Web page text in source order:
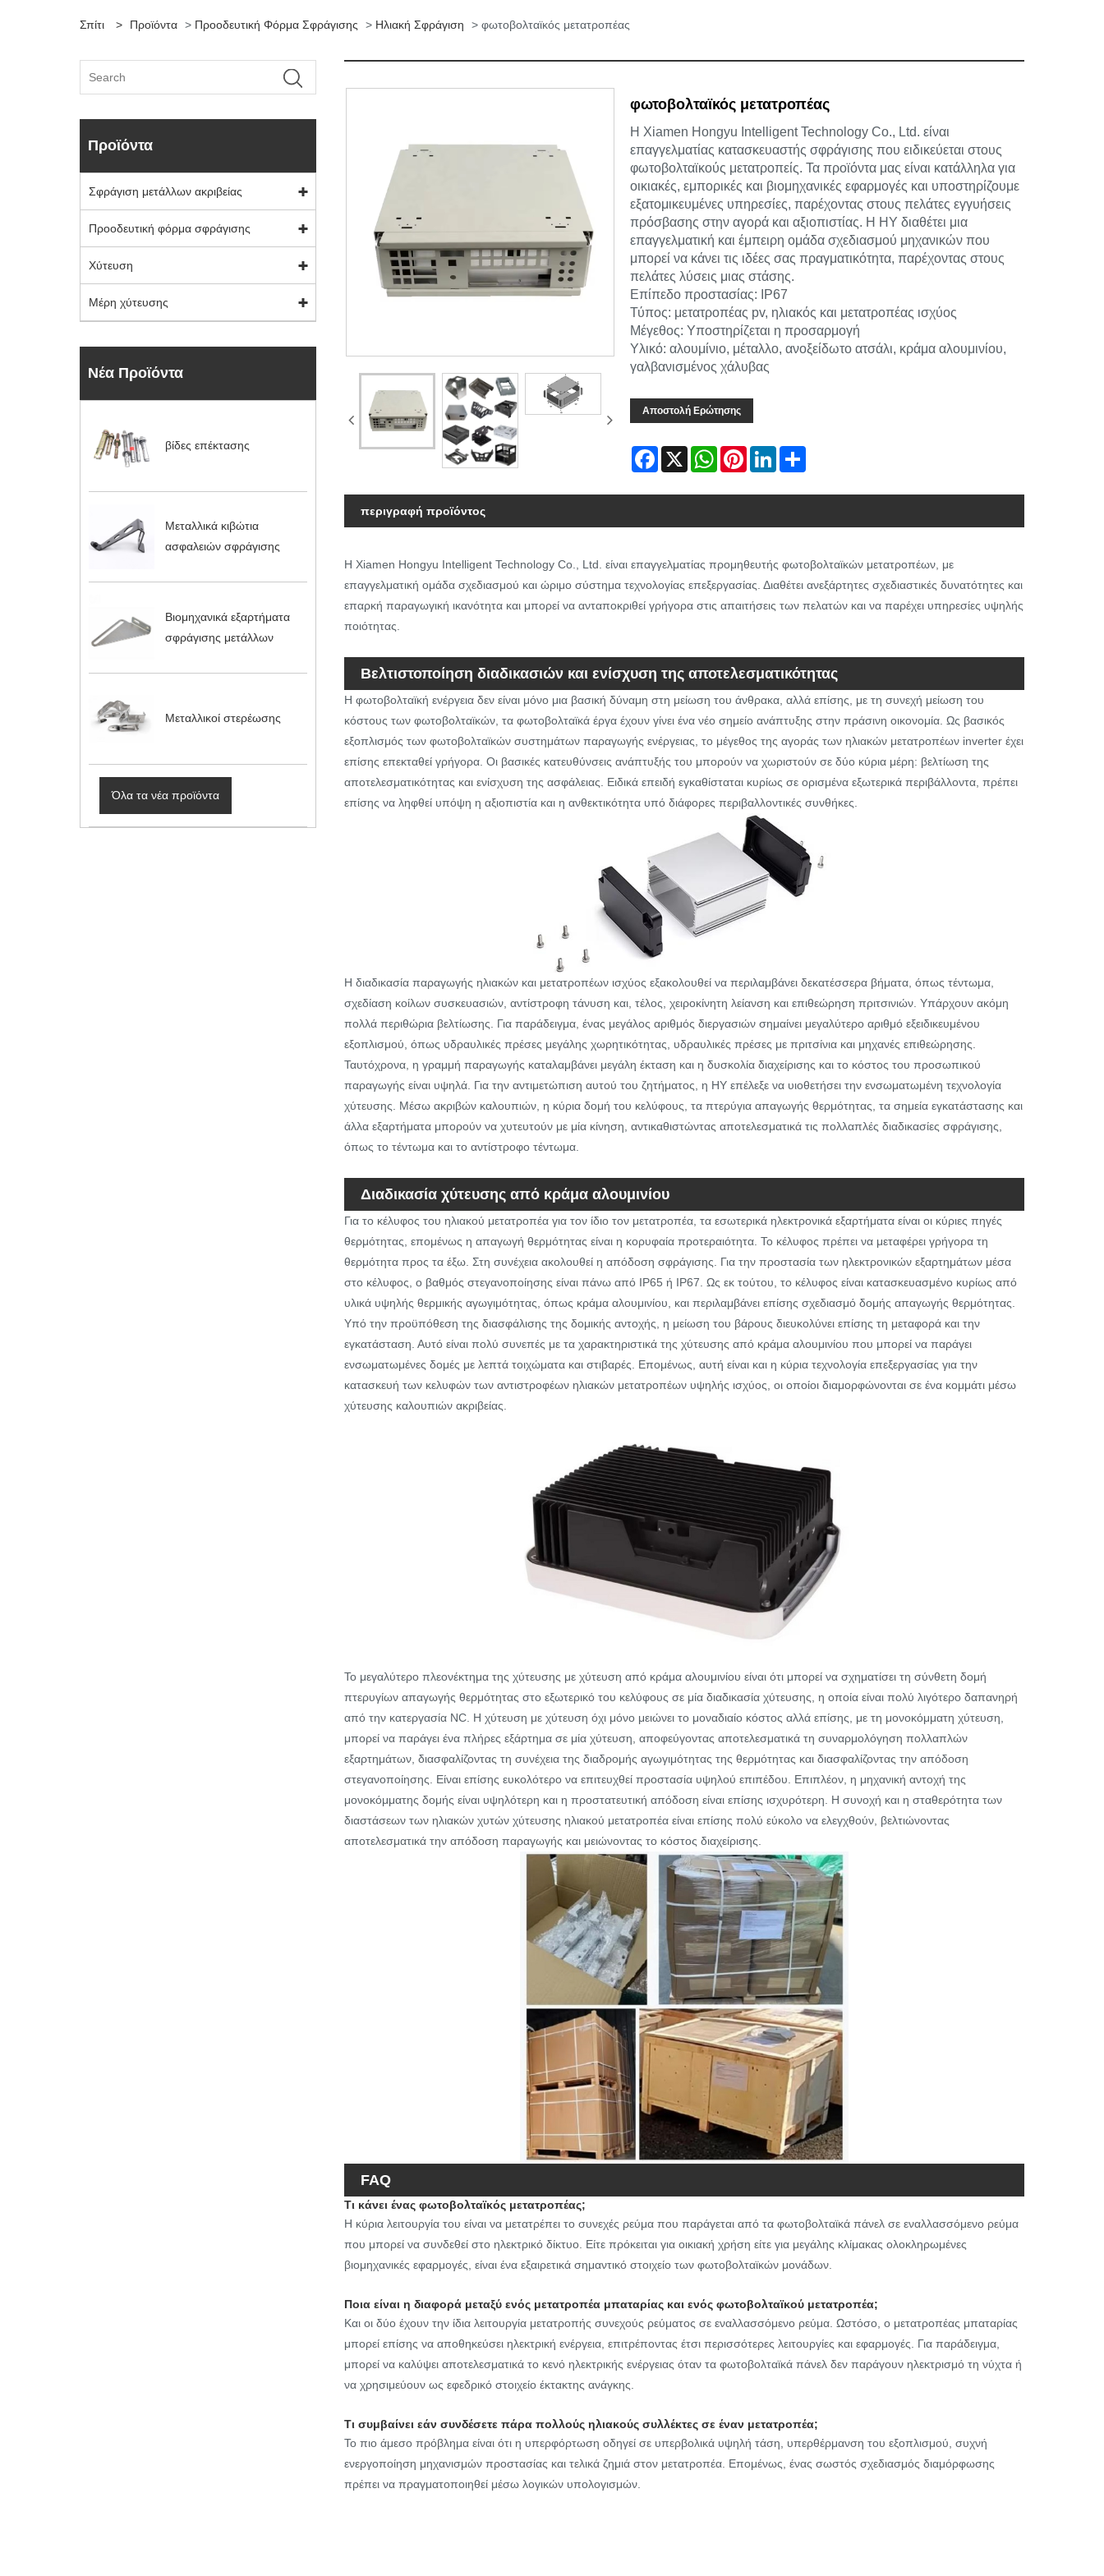
Σπίτι > Προϊόντα > Προοδευτική Φόρμα Σφράγισης > Ηλιακή Σφράγιση > φωτοβολταϊκός μετατροπέας
Προϊόντα
Σφράγιση μετάλλων ακριβείας
Προοδευτική φόρμα σφράγισης
Χύτευση
Μέρη χύτευσης
Νέα Προϊόντα
βίδες επέκτασης
Μεταλλικά κιβώτια
ασφαλειών σφράγισης
Βιομηχανικά εξαρτήματα
σφράγισης μετάλλων
Μεταλλικοί στερέωσης
Όλα τα νέα προϊόντα
φωτοβολταϊκός μετατροπέας
Η Xiamen Hongyu Intelligent Technology Co., Ltd. είναι
επαγγελματίας κατασκευαστής σφράγισης που ειδικεύεται στους
φωτοβολταϊκούς μετατροπείς. Τα προϊόντα μας είναι κατάλληλα για
οικιακές, εμπορικές και βιομηχανικές εφαρμογές και υποστηρίζουμε
εξατομικευμένες υπηρεσίες, παρέχοντας στους πελάτες εγγυήσεις
πρόσβασης στην αγορά και αξιοπιστίας. Η HY διαθέτει μια
επαγγελματική και έμπειρη ομάδα σχεδιασμού μηχανικών που
μπορεί να κάνει τις ιδέες σας πραγματικότητα, παρέχοντας στους
πελάτες λύσεις μιας στάσης.
Επίπεδο προστασίας: IP67
Τύπος: μετατροπέας pv, ηλιακός και μετατροπέας ισχύος
Μέγεθος: Υποστηρίζεται η προσαρμογή
Υλικό: αλουμίνιο, μέταλλο, ανοξείδωτο ατσάλι, κράμα αλουμινίου,
γαλβανισμένος χάλυβας
Αποστολή Ερώτησης
Facebook
X WhatsAppPinterestLinkedInShare
περιγραφή προϊόντος
Η Xiamen Hongyu Intelligent Technology Co., Ltd. είναι επαγγελματίας προμηθευτής φωτοβολταϊκών μετατροπέων, με
επαγγελματική ομάδα σχεδιασμού και ώριμο σύστημα τεχνολογίας επεξεργασίας. Διαθέτει ανεξάρτητες σχεδιαστικές δυνατότητες και
επαρκή παραγωγική ικανότητα και μπορεί να ανταποκριθεί γρήγορα στις απαιτήσεις των πελατών και να παρέχει υπηρεσίες υψηλής
ποιότητας.
Βελτιστοποίηση διαδικασιών και ενίσχυση της αποτελεσματικότητας
Η φωτοβολταϊκή ενέργεια δεν είναι μόνο μια βασική δύναμη στη μείωση του άνθρακα, αλλά επίσης, με τη συνεχή μείωση του
κόστους των φωτοβολταϊκών, τα φωτοβολταϊκά έργα έχουν γίνει ένα νέο σημείο ανάπτυξης στην πράσινη οικονομία. Ως βασικός
εξοπλισμός των φωτοβολταϊκών συστημάτων παραγωγής ενέργειας, το μέγεθος της αγοράς των ηλιακών μετατροπέων inverter έχει
επίσης επεκταθεί γρήγορα. Οι βασικές κατευθύνσεις ανάπτυξής του μπορούν να χωριστούν σε δύο κύρια μέρη: βελτίωση της
αποτελεσματικότητας και ενίσχυση της ασφάλειας. Ειδικά επειδή εγκαθίσταται κυρίως σε ορισμένα εξωτερικά περιβάλλοντα, πρέπει
επίσης να ληφθεί υπόψη η αξιοπιστία και η ανθεκτικότητα υπό διάφορες περιβαλλοντικές συνθήκες.
Η διαδικασία παραγωγής ηλιακών και μετατροπέων ισχύος εξακολουθεί να περιλαμβάνει δεκατέσσερα βήματα, όπως τέντωμα,
σχεδίαση κοίλων συσκευασιών, αντίστροφη τάνυση και, τέλος, χειροκίνητη λείανση και επιθεώρηση πριτσινιών. Υπάρχουν ακόμη
πολλά περιθώρια βελτίωσης. Για παράδειγμα, ένας μεγάλος αριθμός διεργασιών σημαίνει μεγαλύτερο αριθμό εξειδικευμένου
εξοπλισμού, όπως υδραυλικές πρέσες μεγάλης χωρητικότητας, υδραυλικές πρέσες με πριτσίνια και μηχανές επιθεώρησης.
Ταυτόχρονα, η γραμμή παραγωγής καταλαμβάνει μεγάλη έκταση και η δυσκολία διαχείρισης και το κόστος του προσωπικού
παραγωγής είναι υψηλά. Για την αντιμετώπιση αυτού του ζητήματος, η HY επέλεξε να υιοθετήσει την ενσωματωμένη τεχνολογία
χύτευσης. Μέσω ακριβών καλουπιών, η κύρια δομή του κελύφους, τα πτερύγια απαγωγής θερμότητας, τα σημεία εγκατάστασης και
άλλα εξαρτήματα μπορούν να χυτευτούν με μία κίνηση, αντικαθιστώντας αποτελεσματικά τις πολλαπλές διαδικασίες σφράγισης,
όπως το τέντωμα και το αντίστροφο τέντωμα.
Διαδικασία χύτευσης από κράμα αλουμινίου
Για το κέλυφος του ηλιακού μετατροπέα για τον ίδιο τον μετατροπέα, τα εσωτερικά ηλεκτρονικά εξαρτήματα είναι οι κύριες πηγές
θερμότητας, επομένως η απαγωγή θερμότητας είναι η κορυφαία προτεραιότητα. Το κέλυφος πρέπει να μεταφέρει γρήγορα τη
θερμότητα προς τα έξω. Στη συνέχεια ακολουθεί η απόδοση σφράγισης. Για την προστασία των ηλεκτρονικών εξαρτημάτων μέσα
στο κέλυφος, ο βαθμός στεγανοποίησης είναι πάνω από IP65 ή IP67. Ως εκ τούτου, το κέλυφος είναι κατασκευασμένο κυρίως από
υλικά υψηλής θερμικής αγωγιμότητας, όπως κράμα αλουμινίου, και περιλαμβάνει επίσης σχεδιασμό δομής απαγωγής θερμότητας.
Υπό την προϋπόθεση της διασφάλισης της δομικής αντοχής, η μείωση του βάρους διευκολύνει επίσης τη μεταφορά και την
εγκατάσταση. Αυτό είναι πολύ συνεπές με τα χαρακτηριστικά της χύτευσης από κράμα αλουμινίου που μπορεί να παράγει
ενσωματωμένες δομές με λεπτά τοιχώματα και στιβαρές. Επομένως, αυτή είναι και η κύρια τεχνολογία επεξεργασίας για την
κατασκευή των κελυφών των αντιστροφέων ηλιακών μετατροπέων υψηλής ισχύος, οι οποίοι διαμορφώνονται σε ένα κομμάτι μέσω
χύτευσης καλουπιών ακριβείας.
Το μεγαλύτερο πλεονέκτημα της χύτευσης με χύτευση από κράμα αλουμινίου είναι ότι μπορεί να σχηματίσει τη σύνθετη δομή
πτερυγίων απαγωγής θερμότητας στο εξωτερικό του κελύφους σε μία διαδικασία χύτευσης, η οποία είναι πολύ λιγότερο δαπανηρή
από την κατεργασία NC. Η χύτευση με χύτευση όχι μόνο μειώνει το μοναδιαίο κόστος αλλά επίσης, με τη μονοκόμματη χύτευση,
μπορεί να παράγει ένα πλήρες εξάρτημα σε μία χύτευση, αποφεύγοντας αποτελεσματικά τη συναρμολόγηση πολλαπλών
εξαρτημάτων, διασφαλίζοντας τη συνέχεια της διαδρομής αγωγιμότητας της θερμότητας και διασφαλίζοντας την απόδοση
στεγανοποίησης. Είναι επίσης ευκολότερο να επιτευχθεί προστασία υψηλού επιπέδου. Επιπλέον, η μηχανική αντοχή της
μονοκόμματης δομής είναι υψηλότερη και η προστατευτική απόδοση είναι επίσης ισχυρότερη. Η συνοχή και η σταθερότητα των
διαστάσεων των ηλιακών χυτών χύτευσης ηλιακού μετατροπέα είναι επίσης πολύ εύκολο να ελεγχθούν, βελτιώνοντας
αποτελεσματικά την απόδοση παραγωγής και μειώνοντας το κόστος διαχείρισης.
FAQ
Τι κάνει ένας φωτοβολταϊκός μετατροπέας;
Η κύρια λειτουργία του είναι να μετατρέπει το συνεχές ρεύμα που παράγεται από τα φωτοβολταϊκά πάνελ σε εναλλασσόμενο ρεύμα
που μπορεί να συνδεθεί στο ηλεκτρικό δίκτυο. Είτε πρόκειται για οικιακή χρήση είτε για μεγάλης κλίμακας ολοκληρωμένες
βιομηχανικές εφαρμογές, είναι ένα εξαιρετικά σημαντικό στοιχείο των φωτοβολταϊκών μονάδων.
Ποια είναι η διαφορά μεταξύ ενός μετατροπέα μπαταρίας και ενός φωτοβολταϊκού μετατροπέα;
Και οι δύο έχουν την ίδια λειτουργία μετατροπής συνεχούς ρεύματος σε εναλλασσόμενο ρεύμα. Ωστόσο, ο μετατροπέας μπαταρίας
μπορεί επίσης να αποθηκεύσει ηλεκτρική ενέργεια, επιτρέποντας έτσι περισσότερες λειτουργίες και εφαρμογές. Για παράδειγμα,
μπορεί να καλύψει αποτελεσματικά το κενό ηλεκτρικής ενέργειας όταν τα φωτοβολταϊκά πάνελ δεν παράγουν ηλεκτρισμό τη νύχτα ή
να χρησιμεύουν ως εφεδρικό στοιχείο έκτακτης ανάγκης.
Τι συμβαίνει εάν συνδέσετε πάρα πολλούς ηλιακούς συλλέκτες σε έναν μετατροπέα;
Το πιο άμεσο πρόβλημα είναι ότι η υπερφόρτωση οδηγεί σε υπερβολικά υψηλή τάση, υπερθέρμανση του εξοπλισμού, συχνή
ενεργοποίηση μηχανισμών προστασίας και τελικά ζημιά στον μετατροπέα. Επομένως, ένας σωστός σχεδιασμός διαμόρφωσης
πρέπει να πραγματοποιηθεί μέσω λογικών υπολογισμών.